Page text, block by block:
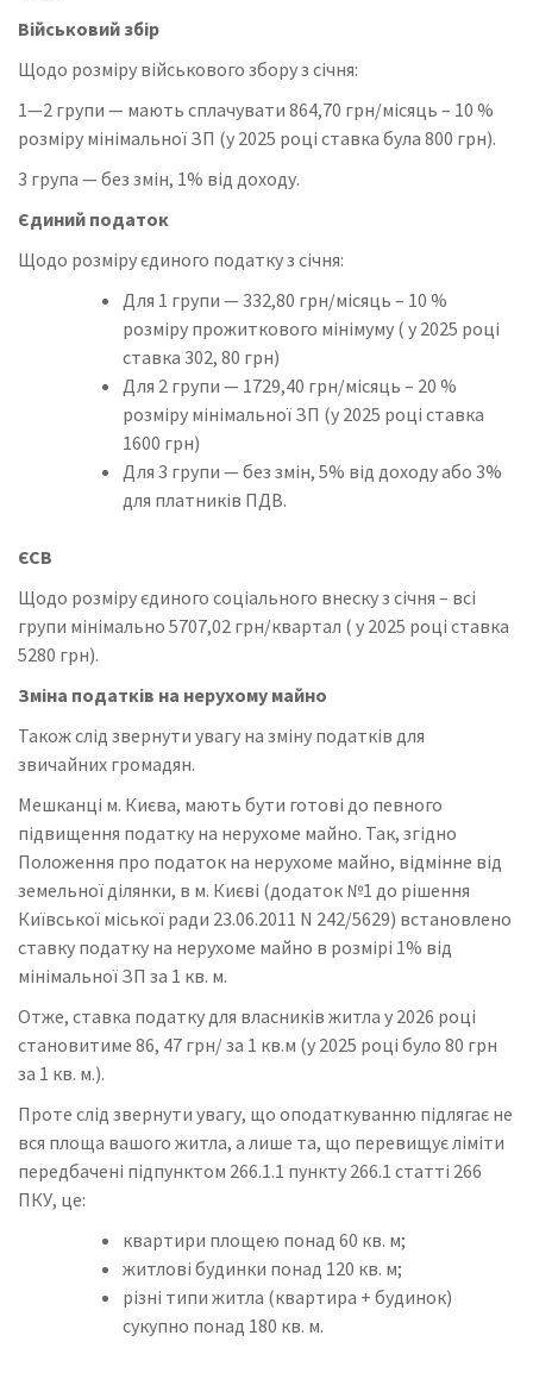
Військовий збір
Щодо розміру військового збору з січня:
1—2 групи — мають сплачувати 864,70 грн/місяць – 10 %
розміру мінімальної ЗП (у 2025 році ставка була 800 грн).
3 група — без змін, 1% від доходу.
Єдиний податок
Щодо розміру єдиного податку з січня:
Для 1 групи — 332,80 грн/місяць – 10 %
розміру прожиткового мінімуму ( у 2025 році
ставка 302, 80 грн)
Для 2 групи — 1729,40 грн/місяць – 20 %
розміру мінімальної ЗП (у 2025 році ставка
1600 грн)
Для 3 групи — без змін, 5% від доходу або 3%
для платників ПДВ.
ЄСВ
Щодо розміру єдиного соціального внеску з січня – всі
групи мінімально 5707,02 грн/квартал ( у 2025 році ставка
5280 грн).
Зміна податків на нерухому майно
Також слід звернути увагу на зміну податків для
звичайних громадян.
Мешканці м. Києва, мають бути готові до певного
підвищення податку на нерухоме майно. Так, згідно
Положення про податок на нерухоме майно, відмінне від
земельної ділянки, в м. Києві (додаток №1 до рішення
Київської міської ради 23.06.2011 N 242/5629) встановлено
ставку податку на нерухоме майно в розмірі 1% від
мінімальної ЗП за 1 кв. м.
Отже, ставка податку для власників житла у 2026 році
становитиме 86, 47 грн/ за 1 кв.м (у 2025 році було 80 грн
за 1 кв. м.).
Проте слід звернути увагу, що оподаткуванню підлягає не
вся площа вашого житла, а лише та, що перевищує ліміти
передбачені підпунктом 266.1.1 пункту 266.1 статті 266
ПКУ, це:
квартири площею понад 60 кв. м;
житлові будинки понад 120 кв. м;
різні типи житла (квартира + будинок)
сукупно понад 180 кв. м.